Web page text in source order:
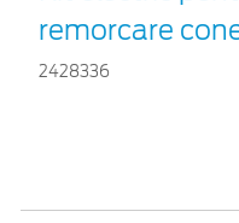
remorcare
2428336